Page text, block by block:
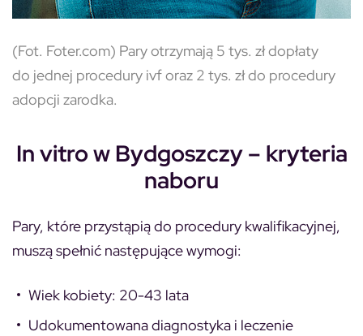
(Fot. Foter.com) Pary otrzymają 5 tys. zł dopłaty
do jednej procedury ivf oraz 2 tys. zł do procedury
adopcji zarodka.
In vitro w Bydgoszczy – kryteria
naboru
Pary, które przystąpią do procedury kwalifikacyjnej,
muszą spełnić następujące wymogi:
Wiek kobiety: 20-43 lata
Udokumentowana diagnostyka i leczenie